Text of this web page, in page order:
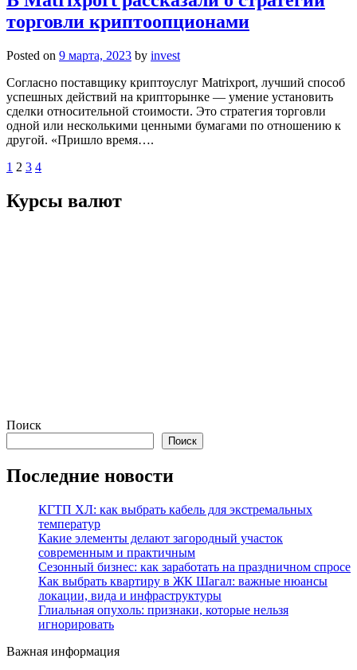
торговли криптоопционами
Posted on 9 марта, 2023 by invest
Согласно поставщику криптоуслуг Matrixport, лучший способ
успешных действий на крипторынке — умение установить
сделки относительной стоимости. Это стратегия торговли
одной или несколькими ценными бумагами по отношению к
другой. «Пришло время….
Пагинация
записей
1 2 3 4
Курсы валют
Поиск
Поиск
Последние новости
КГТП ХЛ: как выбрать кабель для экстремальных
температур
Какие элементы делают загородный участок
современным и практичным
Сезонный бизнес: как заработать на праздничном спросе
Как выбрать квартиру в ЖК Шагал: важные нюансы
локации, вида и инфраструктуры
Глиальная опухоль: признаки, которые нельзя
игнорировать
Важная информация